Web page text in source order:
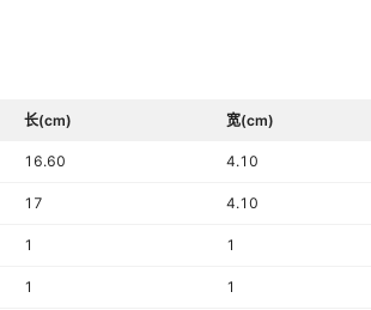
长(cm) 宽(cm)
16.60 4.10
17 4.10
1 1
1 1